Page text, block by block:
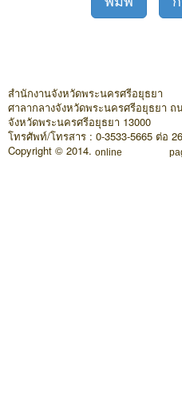
สำนักงานจังหวัดพระนครศรีอยุธยา
ศาลากลางจังหวัดพระนครศรีอยุธยา ถ
จังหวัดพระนครศรีอยุธยา 13000
โทรศัพท์/โทรสาร : 0-3533-5665 ต่อ
Copyright © 2014. online